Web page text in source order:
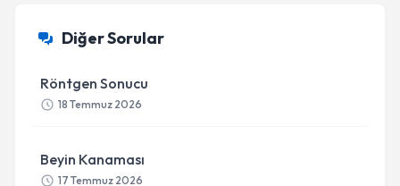
Diğer Sorular
Röntgen Sonucu
18 Temmuz 2026
Beyin Kanaması
17 Temmuz 2026